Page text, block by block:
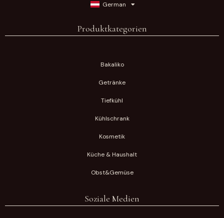
German
Produktkategorien
Bakaliko
Getränke
Tiefkühl
Kühlschrank
Kosmetik
Küche & Haushalt
Obst&Gemüse
Soziale Medien